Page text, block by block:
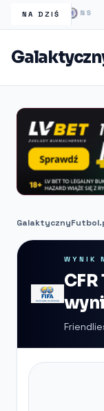
NA DZIŚ
Londyn NS
WYNIK